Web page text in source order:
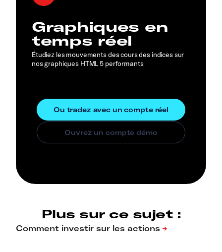
Graphiques en
temps réel
Étudiez les mouvements des cours des indices sur
nos graphiques HTML 5 performants
Plus sur ce sujet :